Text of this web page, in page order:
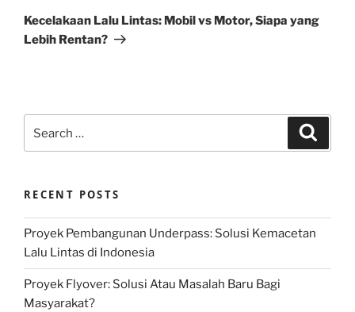
Post
Kecelakaan Lalu Lintas: Mobil vs Motor, Siapa yang
Lebih Rentan?
for:
RECENT POSTS
Proyek Pembangunan Underpass: Solusi Kemacetan
Lalu Lintas di Indonesia
Proyek Flyover: Solusi Atau Masalah Baru Bagi
Masyarakat?